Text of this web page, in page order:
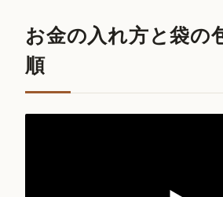
お金の入れ方と袋の
順